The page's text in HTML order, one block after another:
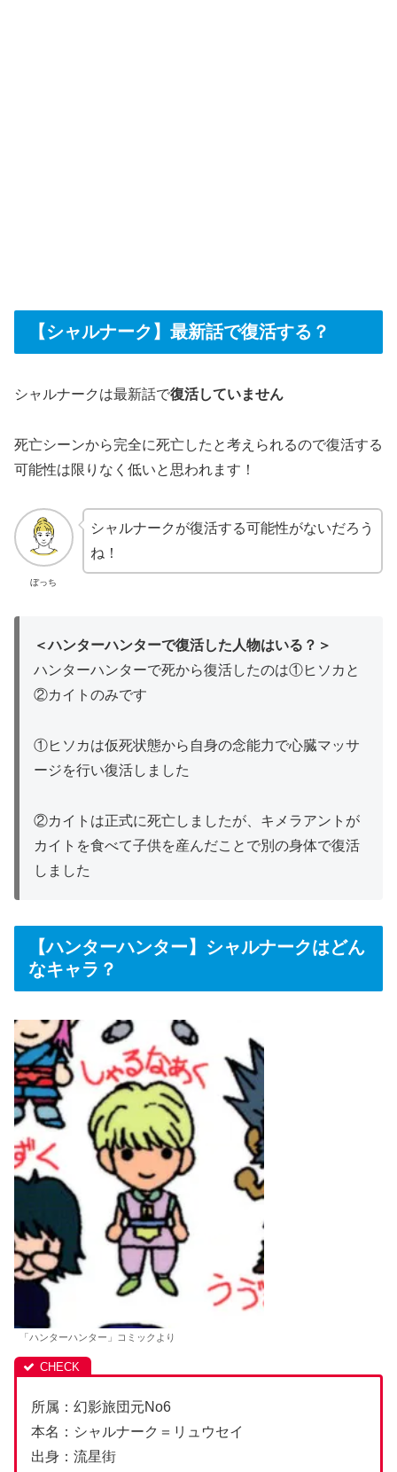
【シャルナーク】最新話で復活する？
シャルナークは最新話で復活していません
死亡シーンから完全に死亡したと考えられるので復活する
可能性は限りなく低いと思われます！
ぼっち
シャルナークが復活する可能性がないだろう
ね！
＜ハンターハンターで復活した人物はいる？＞
ハンターハンターで死から復活したのは①ヒソカと
②カイトのみです
①ヒソカは仮死状態から自身の念能力で心臓マッサ
ージを行い復活しました
②カイトは正式に死亡しましたが、キメラアントが
カイトを食べて子供を産んだことで別の身体で復活
しました
【ハンターハンター】シャルナークはどん
なキャラ？
「ハンターハンター」コミックより
所属：幻影旅団元No6
本名：シャルナーク＝リュウセイ
出身：流星街